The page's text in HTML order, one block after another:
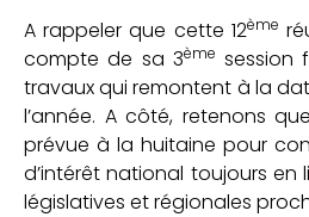
A rappeler que cette 12ème
compte de sa 3ème session
travaux qui remontent à la
l’année. A côté, retenons
prévue à la huitaine pour
d’intérêt national toujours en
législatives et régionales